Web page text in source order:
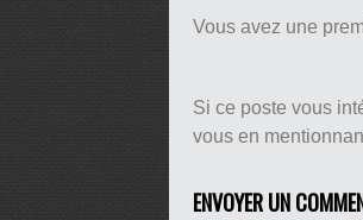
Vous avez une
Si ce poste vous
vous en
ENVOYER UN